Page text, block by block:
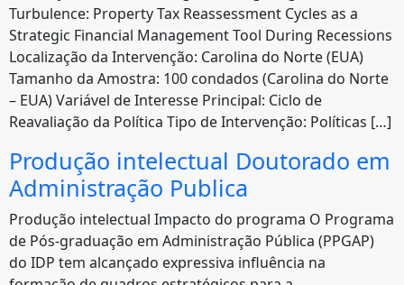
Turbulence: Property Tax Reassessment Cycles as a
Strategic Financial Management Tool During Recessions
Localização da Intervenção: Carolina do Norte (EUA)
Tamanho da Amostra: 100 condados (Carolina do Norte
– EUA) Variável de Interesse Principal: Ciclo de
Reavaliação da Política Tipo de Intervenção: Políticas […]
Produção intelectual Doutorado em
Administração Publica
Produção intelectual Impacto do programa O Programa
de Pós-graduação em Administração Pública (PPGAP)
do IDP tem alcançado expressiva influência na